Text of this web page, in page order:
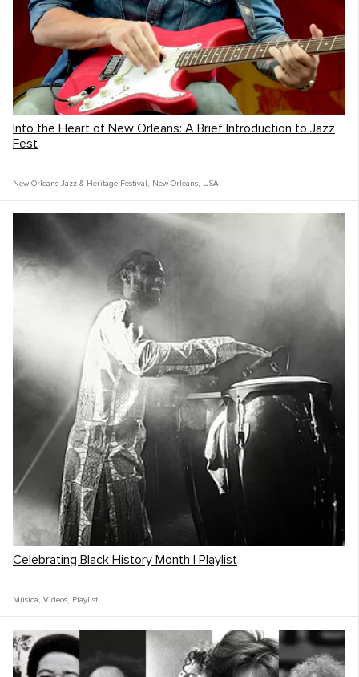
Into the Heart of New Orleans: A Brief Introduction to Jazz
Fest
New Orleans Jazz & Heritage Festival , New Orleans, USA
Celebrating Black History Month | Playlist
Música , Videos, Playlist